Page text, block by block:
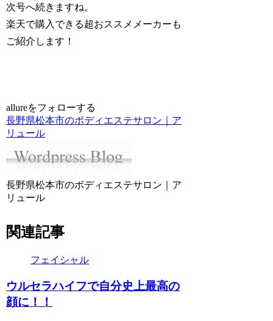
次号へ続きますね。
楽天で購入できる超おススメメーカーも
ご紹介します！
allureをフォローする
長野県松本市のボディエステサロン｜ア
リュール
長野県松本市のボディエステサロン｜ア
リュール
関連記事
フェイシャル
ウルセラハイフで自分史上最高の
顔に！！